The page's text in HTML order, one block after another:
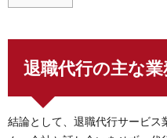
退職代行の主な
結論として、退職代行サービ